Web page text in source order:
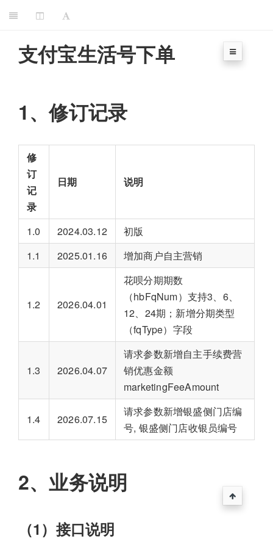
支付宝生活号下单
1、修订记录
修
订
记
录
日期 说明
1.0 2024.03.12
初版
1.1
2025.01.16 增加商户自主营销
1.2 2026.04.01
花呗分期期数
（hbFqNum）支持3、6、
12、24期；新增分期类型
（fqType）字段
1.3 2026.04.07
请求参数新增自主手续费营
销优惠金额
marketingFeeAmount
1.4 2026.07.15
请求参数新增银盛侧门店编
号, 银盛侧门店收银员编号
2、业务说明
（1）接口说明